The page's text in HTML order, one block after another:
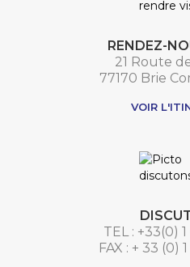
RENDEZ-
21 Route
77170 Brie
VOIR
TEL : +33(0)
FAX : + 33 (0)